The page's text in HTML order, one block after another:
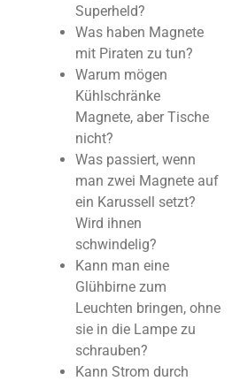
Superheld?
⁠Was haben Magnete
mit Piraten zu tun?
Warum mögen
Kühlschränke
Magnete, aber Tische
nicht?
Was passiert, wenn
man zwei Magnete auf
ein Karussell setzt?
Wird ihnen
schwindelig?⁠
Kann man eine
Glühbirne zum
Leuchten bringen, ohne
sie in die Lampe zu
schrauben?
Kann Strom durch